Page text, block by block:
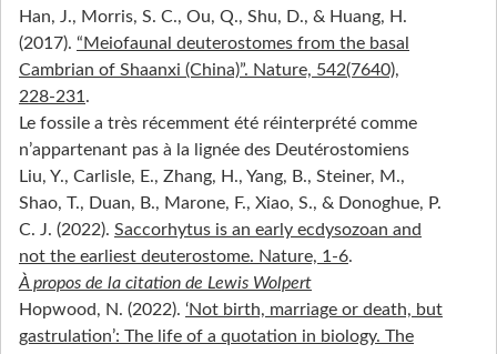
Han, J., Morris, S. C., Ou, Q., Shu, D., & Huang, H.
(2017). “Meiofaunal deuterostomes from the basal
Cambrian of Shaanxi (China)”. Nature, 542(7640),
228‑231 .
Le fossile a très récemment été réinterprété comme
n’appartenant pas à la lignée des Deutérostomiens
Liu, Y., Carlisle, E., Zhang, H., Yang, B., Steiner, M.,
Shao, T., Duan, B., Marone, F., Xiao, S., & Donoghue, P.
C. J. (2022). Saccorhytus is an early ecdysozoan and
not the earliest deuterostome. Nature, 1‑6.
À propos de la citation de Lewis Wolpert
Hopwood, N. (2022). ‘Not birth, marriage or death, but
gastrulation’: The life of a quotation in biology. The